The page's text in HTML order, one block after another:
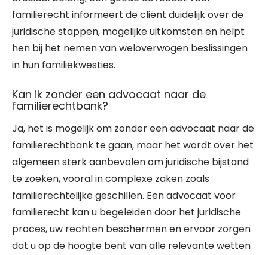
familierecht informeert de cliënt duidelijk over de
juridische stappen, mogelijke uitkomsten en helpt
hen bij het nemen van weloverwogen beslissingen
in hun familiekwesties.
Kan ik zonder een advocaat naar de
familierechtbank?
Ja, het is mogelijk om zonder een advocaat naar de
familierechtbank te gaan, maar het wordt over het
algemeen sterk aanbevolen om juridische bijstand
te zoeken, vooral in complexe zaken zoals
familierechtelijke geschillen. Een advocaat voor
familierecht kan u begeleiden door het juridische
proces, uw rechten beschermen en ervoor zorgen
dat u op de hoogte bent van alle relevante wetten